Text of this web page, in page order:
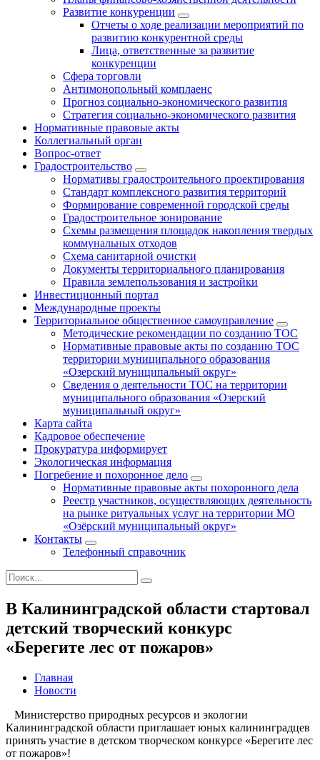
Развитие конкуренции
Отчеты о ходе реализации мероприятий по
развитию конкурентной среды
Лица, ответственные за развитие
конкуренции
Сфера торговли
Антимонопольный комплаенс
Прогноз социально-экономического развития
Стратегия социально-экономического развития
Нормативные правовые акты
Коллегиальный орган
Вопрос-ответ
Градостроительство
Нормативы градостроительного проектирования
Стандарт комплексного развития территорий
Формирование современной городской среды
Градостроительное зонирование
Схемы размещения площадок накопления твердых
коммунальных отходов
Схема санитарной очистки
Документы территориального планирования
Правила землепользования и застройки
Инвестиционный портал
Международные проекты
Территориальное общественное самоуправление
Методические рекомендации по созданию ТОС
Нормативные правовые акты по созданию ТОС
территории муниципального образования
«Озерский муниципальный округ»
Сведения о деятельности ТОС на территории
муниципального образования «Озерский
муниципальный округ»
Карта сайта
Кадровое обеспечение
Прокуратура информирует
Экологическая информация
Погребение и похоронное дело
Нормативные правовые акты похоронного дела
Реестр участников, осуществляющих деятельность
на рынке ритуальных услуг на территории МО
«Озёрский муниципальный округ»
Контакты
Телефонный справочник
В Калининградской области стартовал
детский творческий конкурс
«Берегите лес от пожаров»
Главная
Новости
Министерство природных ресурсов и экологии
Калининградской области приглашает юных калининградцев
принять участие в детском творческом конкурсе «Берегите лес
от пожаров»!